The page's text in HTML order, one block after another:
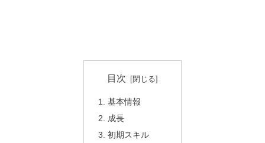
目次
基本情報
成長
初期スキル